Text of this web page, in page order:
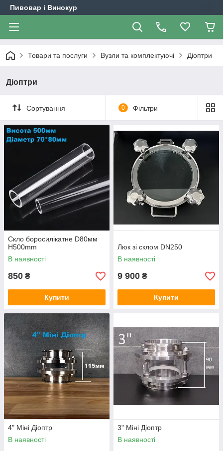
Пивовар і Винокур
Товари та послуги Вузли та комплектуючі Діоптри
Діоптри
Сортування 0 Фільтри
Скло боросилікатне D80мм
H500mm
В наявності
850 ₴
Купити
Люк зі склом DN250
В наявності
9 900 ₴
Купити
4" Міні Діоптр
В наявності
3" Міні Діоптр
В наявності